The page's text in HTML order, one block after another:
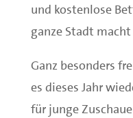
und kostenlose
ganze Stadt
Ganz besonders
es dieses Jahr
für junge